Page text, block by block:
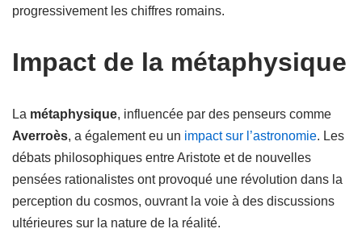
progressivement les chiffres romains.
Impact de la métaphysique
La métaphysique, influencée par des penseurs comme
Averroès, a également eu un impact sur l’astronomie. Les
débats philosophiques entre Aristote et de nouvelles
pensées rationalistes ont provoqué une révolution dans la
perception du cosmos, ouvrant la voie à des discussions
ultérieures sur la nature de la réalité.